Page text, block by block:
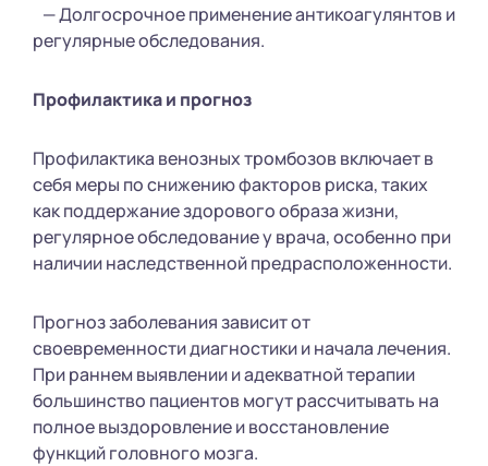
— Долгосрочное применение антикоагулянтов и
регулярные обследования.
Профилактика и прогноз
Профилактика венозных тромбозов включает в
себя меры по снижению факторов риска, таких
как поддержание здорового образа жизни,
регулярное обследование у врача, особенно при
наличии наследственной предрасположенности.
Прогноз заболевания зависит от
своевременности диагностики и начала лечения.
При раннем выявлении и адекватной терапии
большинство пациентов могут рассчитывать на
полное выздоровление и восстановление
функций головного мозга.